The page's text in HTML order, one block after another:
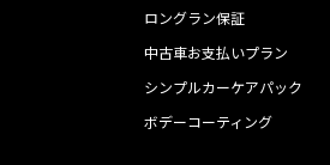
ロングラン保証
中古車お支払いプラン
シンプルカーケアパック
ボデーコーティング